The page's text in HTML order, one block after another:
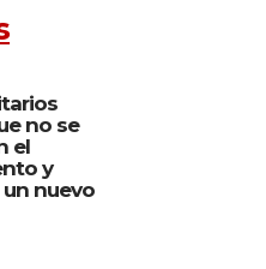
no se
el
y
nuevo